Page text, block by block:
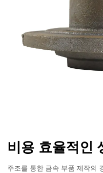
비용 효율적인
주조를 통한 금속 부품 제작의